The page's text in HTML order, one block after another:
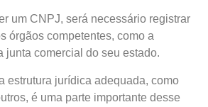
um CNPJ, será necessário registrar
órgãos competentes, como a
junta comercial do seu estado.
estrutura jurídica adequada, como
é uma parte importante desse